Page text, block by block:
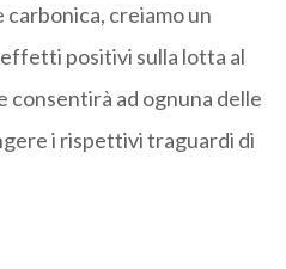
carbonica, creiamo un
positivi sulla lotta al
consentirà ad ognuna delle
i rispettivi traguardi di